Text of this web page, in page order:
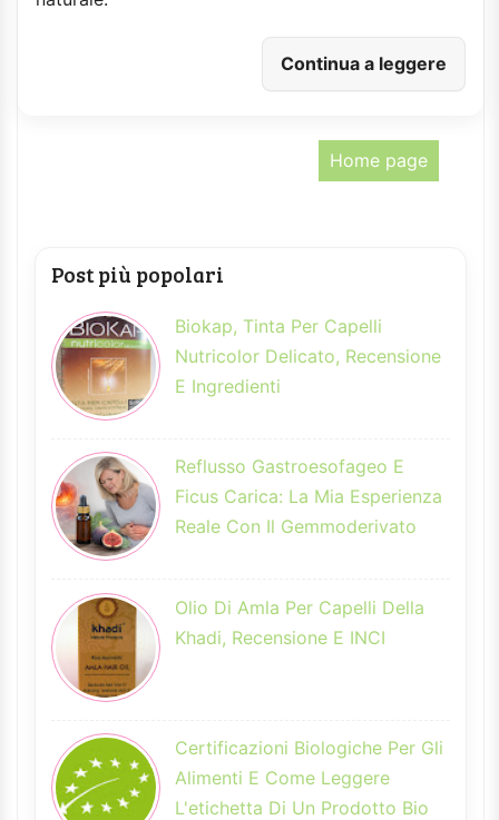
Continua a leggere
Home page
Post più popolari
Biokap, Tinta Per Capelli
Nutricolor Delicato, Recensione
E Ingredienti
Reflusso Gastroesofageo E
Ficus Carica: La Mia Esperienza
Reale Con Il Gemmoderivato
Olio Di Amla Per Capelli Della
Khadi, Recensione E INCI
Certificazioni Biologiche Per Gli
Alimenti E Come Leggere
L'etichetta Di Un Prodotto Bio